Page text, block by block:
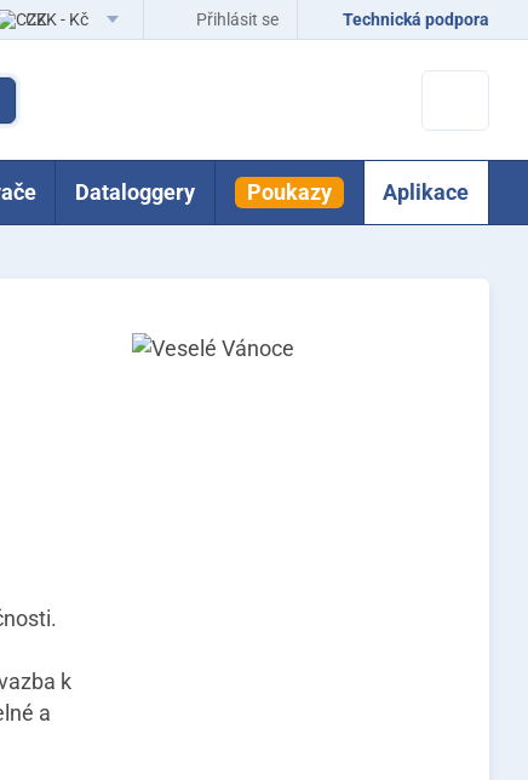
CZK - Kč Přihlásit se Technická podpora
Dataloggery Poukazy Aplikace
k
a